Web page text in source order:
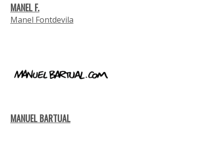
MANEL F.
Manel Fontdevila
MANUEL BARTUAL